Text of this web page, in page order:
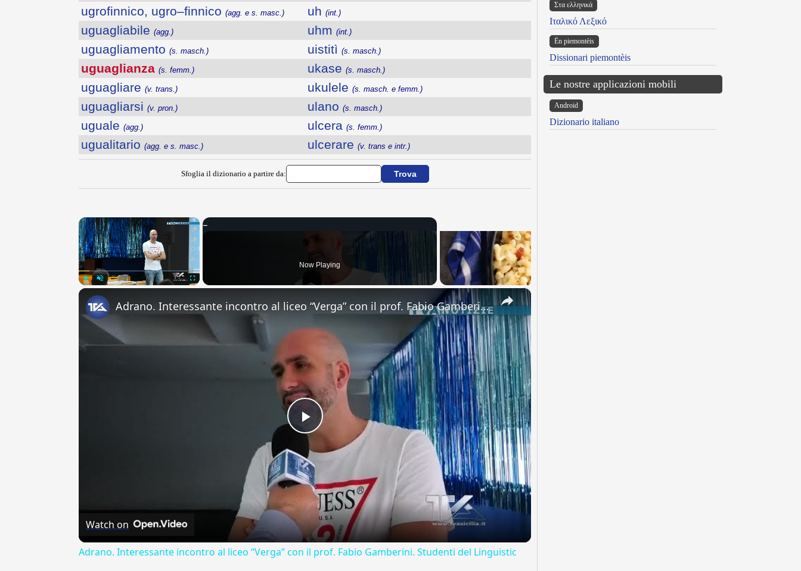
ugrofinnico, ugro–finnico (agg. e s. masc.)
uguagliabile (agg.)
uguagliamento (s. masch.)
uguaglianza (s. femm.)
uguagliare (v. trans.)
uguagliarsi (v. pron.)
uguale (agg.)
ugualitario (agg. e s. masc.)
uh (int.)
uhm (int.)
uistitì (s. masch.)
ukase (s. masch.)
ukulele (s. masch. e femm.)
ulano (s. masch.)
ulcera (s. femm.)
ulcerare (v. trans e intr.)
Sfoglia il dizionario a partire da:
×
Now Playing
×
Play
Video
Adrano. Interessante incontro al liceo “Verga” con il prof. Fabio Gamberini. Studenti del Linguistic
Watch on
Adrano. Interessante incontro al liceo “Verga” con il prof. Fabio Gamberini. Studenti del Linguistic
Στα ελληνικά
Ιταλικό Λεξικό
Ën piemontèis
Dissionari piemontèis
Le nostre applicazioni mobili
Android
Dizionario italiano